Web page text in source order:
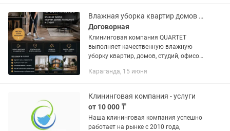
Влажная уборка квартир домов помещений Пәтер үй нысан тазалау
Договорная
Клининговая компания QUARTET
выполняет качественную влажную
уборку квартир, домов, студий, офисов
Караганде, Темиртау и Сарани.
Қарағанды,...
Караганда, 15 июня
Клининговая компания - услуги
от 10 000 ₸
Наша клининговая компания успешно
работает на рынке с 2010 года,